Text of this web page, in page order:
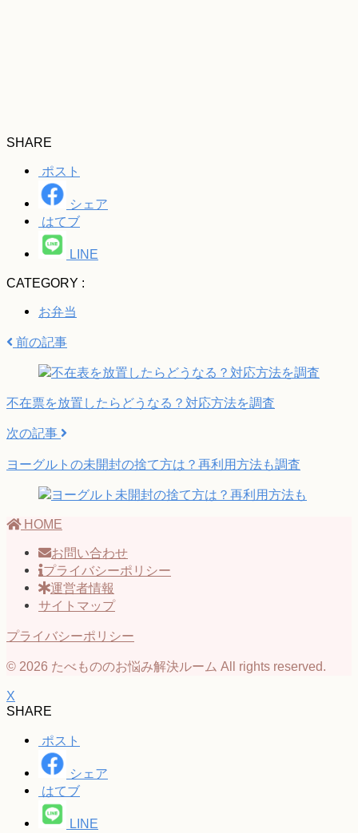
SHARE
ポスト
シェア
はてブ
LINE
CATEGORY :
お弁当
前の記事
不在票を放置したらどうなる？対応方法を調査
次の記事
ヨーグルトの未開封の捨て方は？再利用方法も調査
HOME
お問い合わせ
プライバシーポリシー
運営者情報
サイトマップ
プライバシーポリシー
© 2026 たべもののお悩み解決ルーム All rights reserved.
X
SHARE
ポスト
シェア
はてブ
LINE